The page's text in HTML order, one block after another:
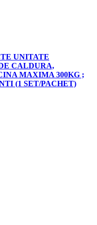
UNITATE
CALDURA,
MAXIMA 300KG ;
(1 SET/PACHET)